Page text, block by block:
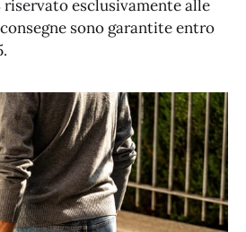
esclusivamente alle
sono garantite entro